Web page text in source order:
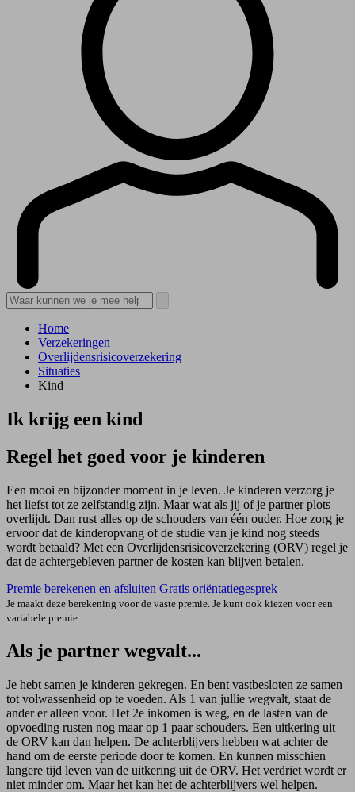
Home
Verzekeringen
Overlijdensrisicoverzekering
Situaties
Kind
Ik krijg een kind
Regel het goed voor je kinderen
Een mooi en bijzonder moment in je leven. Je kinderen verzorg je
het liefst tot ze zelfstandig zijn. Maar wat als jij of je partner plots
overlijdt. Dan rust alles op de schouders van één ouder. Hoe zorg je
ervoor dat de kinderopvang of de studie van je kind nog steeds
wordt betaald? Met een Overlijdensrisicoverzekering (ORV) regel je
dat de achtergebleven partner de kosten kan blijven betalen.
Premie berekenen en afsluiten Gratis oriëntatiegesprek
Je maakt deze berekening voor de vaste premie. Je kunt ook kiezen voor een
variabele premie.
Als je partner wegvalt...
Je hebt samen je kinderen gekregen. En bent vastbesloten ze samen
tot volwassenheid op te voeden. Als 1 van jullie wegvalt, staat de
ander er alleen voor. Het 2e inkomen is weg, en de lasten van de
opvoeding rusten nog maar op 1 paar schouders. Een uitkering uit
de ORV kan dan helpen. De achterblijvers hebben wat achter de
hand om de eerste periode door te komen. En kunnen misschien
langere tijd leven van de uitkering uit de ORV. Het verdriet wordt er
niet minder om. Maar het kan het de achterblijvers wel helpen.